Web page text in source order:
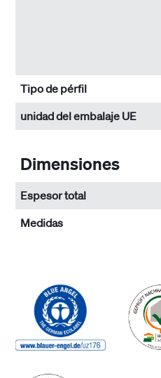
Tipo de pérfil
unidad del embalaje UE
Dimensiones
Espesor total
Medidas